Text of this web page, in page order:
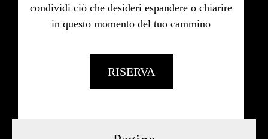
condividi ciò che desideri espandere o chiarire
in questo momento del tuo cammino
RISERVA